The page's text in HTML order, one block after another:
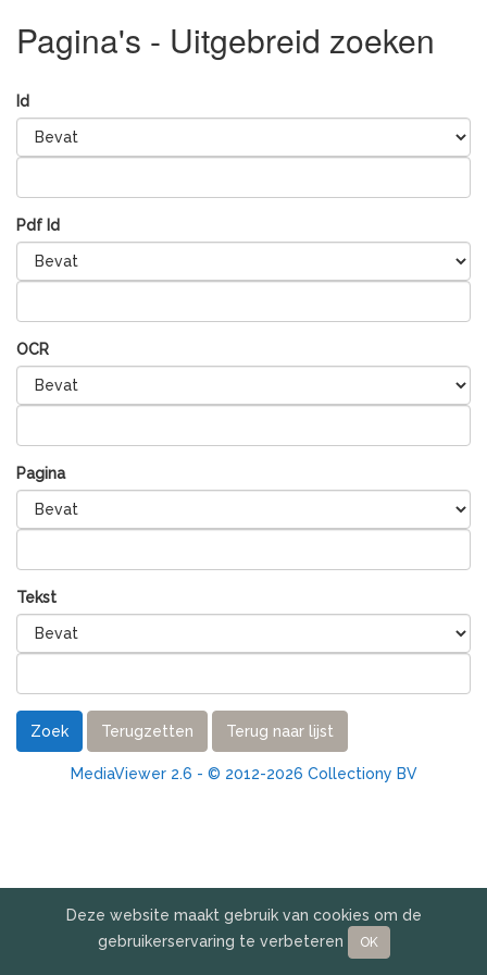
Pagina's - Uitgebreid zoeken
Id
Pdf Id
OCR
Pagina
Tekst
Zoek Terugzetten Terug naar lijst
MediaViewer 2.6 - © 2012-2026 Collectiony BV
Deze website maakt gebruik van cookies om de
gebruikerservaring te verbeteren
OK